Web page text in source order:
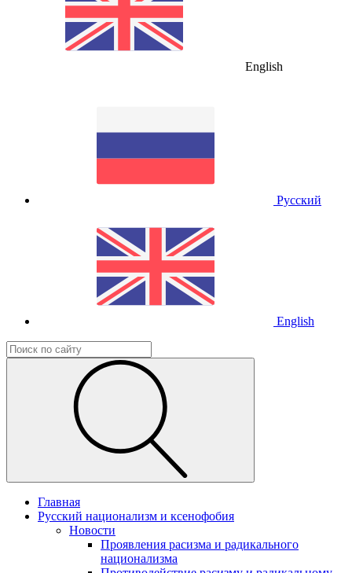
English
Русский
English
Главная
Русский национализм и ксенофобия
Новости
Проявления расизма и радикального
национализма